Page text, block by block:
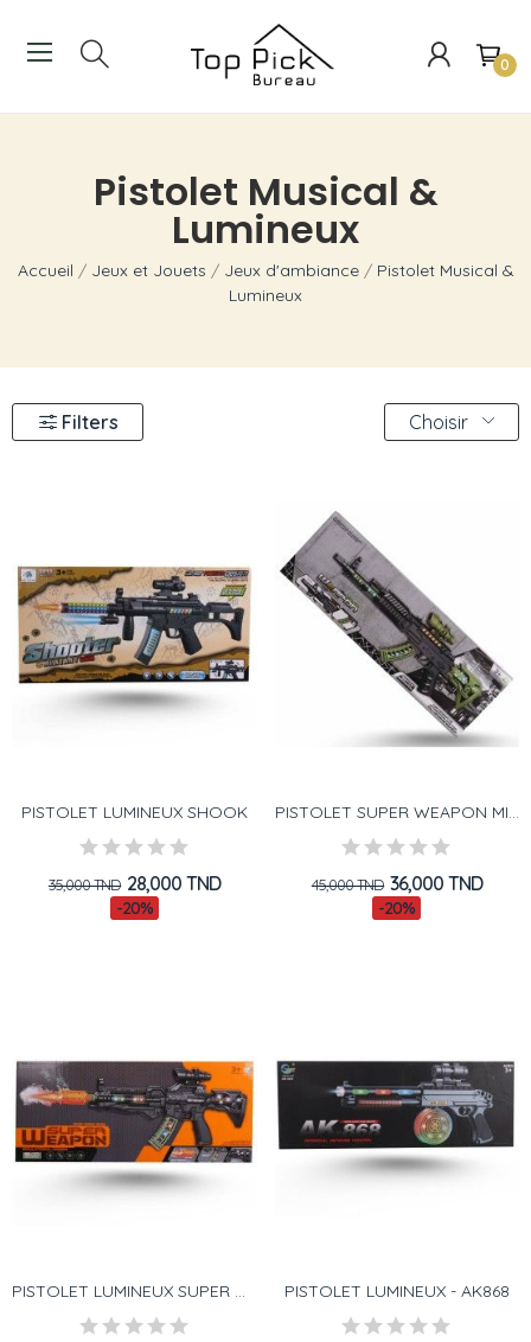
0
Pistolet Musical &
Lumineux
Accueil Jeux et Jouets Jeux d'ambiance
Pistolet Musical &
Lumineux
Filters Choisir
PISTOLET LUMINEUX SHOOK
35,000 TND 28,000 TND
-20%
PISTOLET SUPER WEAPON MILITAIRE
45,000 TND 36,000 TND
-20%
PISTOLET LUMINEUX SUPER WEAPON PISTOLET LUMINEUX - AK868